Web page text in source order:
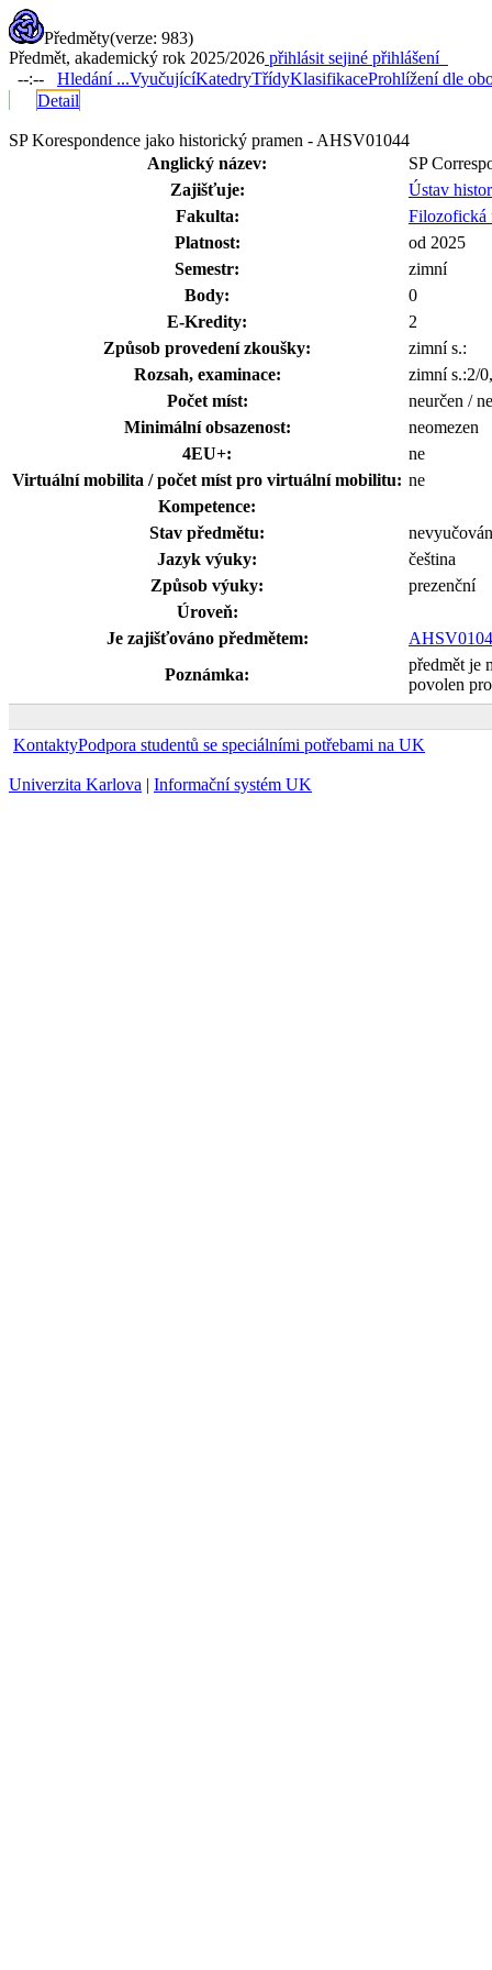
Předměty(verze: 983)
Předmět, akademický rok 2025/2026 přihlásit sejiné přihlášení
--:--
Hledání ...VyučujícíKatedryTřídyKlasifikaceProhlížení dle
Detail
SP Korespondence jako historický pramen - AHSV01044
Anglický název:
SP
Zajišťuje:
Ústav
Fakulta:
Filozofická
Platnost:
od 2025
Semestr:
zimní
Body:
0
E-Kredity:
2
Způsob provedení zkoušky:
zimní s.:
Rozsah, examinace:
zimní s.:2/
Počet míst:
neurčen /
Minimální obsazenost:
neomezen
4EU+:
ne
Virtuální mobilita / počet míst pro virtuální mobilitu: ne
Kompetence:
Stav předmětu:
nevyučován
Jazyk výuky:
čeština
Způsob výuky:
prezenční
Úroveň:
Je zajišťováno předmětem:
Poznámka:
předmět je
povolen
KontaktyPodpora studentů se speciálními potřebami na UK
Univerzita Karlova | Informační systém UK